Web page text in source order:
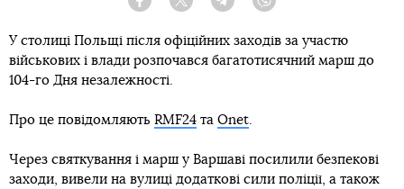
Facebook Twitter Telegram
У столиці Польщі після офіційних заходів за участю
військових і влади розпочався багатотисячний марш до
104-го Дня незалежності.
Про це повідомляють RMF24 та Оnet.
Через святкування і марш у Варшаві посилили безпекові
заходи, вивели на вулиці додаткові сили поліції, а також